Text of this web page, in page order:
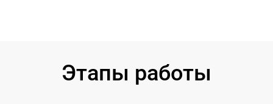
Этапы работы